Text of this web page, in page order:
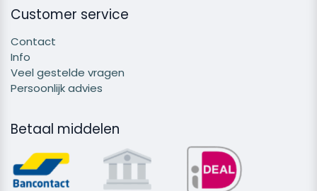
Customer service
Contact
Info
Veel gestelde vragen
Persoonlijk advies
Betaal middelen